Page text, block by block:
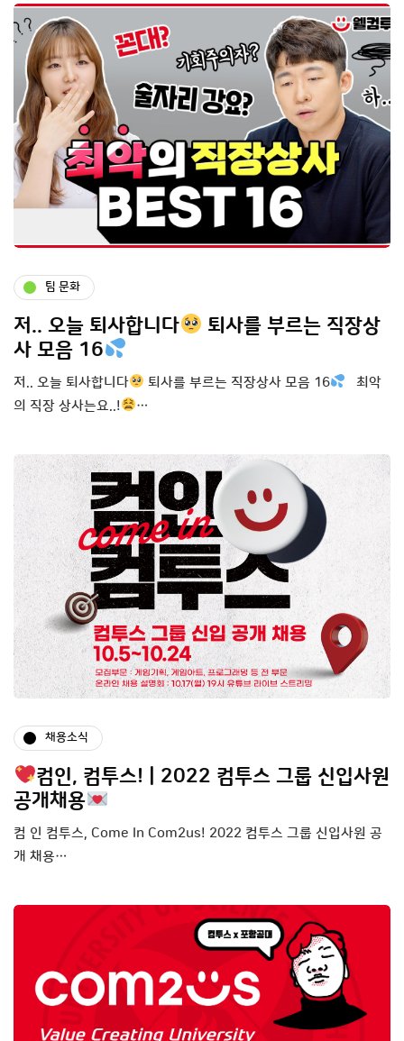
팀 문화
저.. 오늘 퇴사합니다
퇴사를 부르는 직장상
사 모음 16
저.. 오늘 퇴사합니다 퇴사를 부르는 직장상사 모음 16
최악
의 직장 상사는요..!
…
채용소식
컴인, 컴투스! | 2022 컴투스 그룹 신입사원
공개채용
컴 인 컴투스, Come In Com2us! 2022 컴투스 그룹 신입사원 공
개 채용…